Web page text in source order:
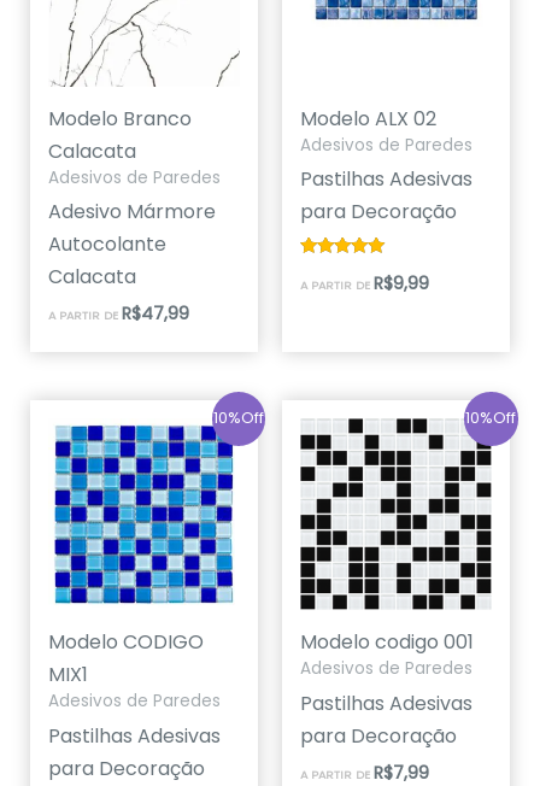
Modelo Branco
Calacata
Adesivos de Paredes
Adesivo Mármore
Autocolante
Calacata
A PARTIR DE R$47,99
Modelo ALX 02
Adesivos de Paredes
Pastilhas Adesivas
para Decoração
5.00
A PARTIR DE R$9,99
10%Off
Modelo CODIGO
MIX1
Adesivos de Paredes
Pastilhas Adesivas
para Decoração
10%Off
Modelo codigo 001
Adesivos de Paredes
Pastilhas Adesivas
para Decoração
A PARTIR DE R$7,99